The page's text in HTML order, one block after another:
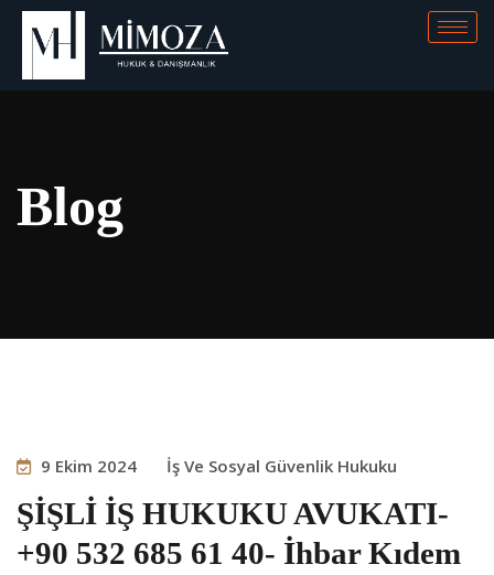
Blog
9 Ekim 2024 İş Ve Sosyal Güvenlik Hukuku
ŞİŞLİ İŞ HUKUKU AVUKATI-
+90 532 685 61 40- İhbar Kıdem